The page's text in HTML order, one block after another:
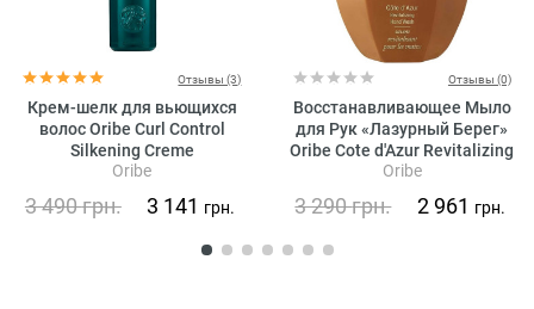
Отзывы (3)
Крем-шелк для вьющихся
волос Oribe Curl Control
Silkening Creme
Oribe
3 490грн. 3 141 грн.
Отзывы (0)
Восстанавливающее Мыло
для Рук «Лазурный Берег»
Oribe Cote d'Azur Revitalizing
Hand Wash
Oribe
3 290грн. 2 961 грн.